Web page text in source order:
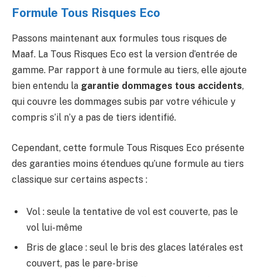
Formule Tous Risques Eco
Passons maintenant aux formules tous risques de
Maaf. La Tous Risques Eco est la version d’entrée de
gamme. Par rapport à une formule au tiers, elle ajoute
bien entendu la garantie dommages tous accidents,
qui couvre les dommages subis par votre véhicule y
compris s’il n’y a pas de tiers identifié.
Cependant, cette formule Tous Risques Eco présente
des garanties moins étendues qu’une formule au tiers
classique sur certains aspects :
Vol : seule la tentative de vol est couverte, pas le
vol lui-même
Bris de glace : seul le bris des glaces latérales est
couvert, pas le pare-brise